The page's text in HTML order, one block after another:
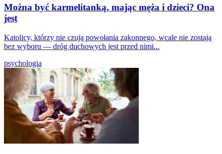
Można być karmelitanką, mając męża i dzieci? Ona
jest
Katolicy, którzy nie czują powołania zakonnego, wcale nie zostają
bez wyboru — dróg duchowych jest przed nimi...
psychologia